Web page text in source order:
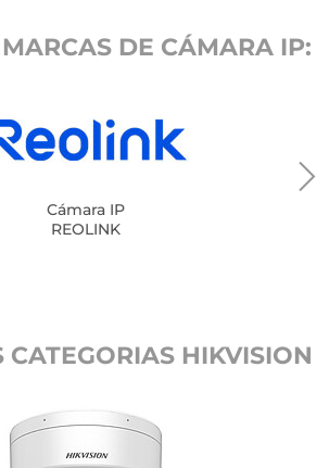
DE CÁMARA IP:
Cámara IP
REOLINK
CATEGORIAS HIKVISION